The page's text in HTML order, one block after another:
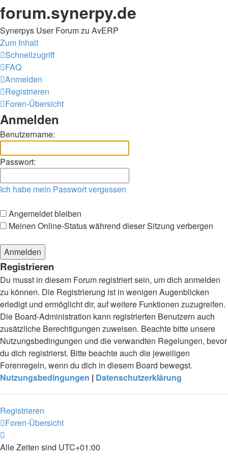
forum.synerpy.de
Synerpys User Forum zu AvERP
Zum Inhalt
Schnellzugriff
FAQ
Anmelden
Registrieren
Foren-Übersicht
Anmelden
Benutzername:
Passwort:
Ich habe mein Passwort vergessen
Angemeldet bleiben
Meinen Online-Status während dieser Sitzung verbergen
Registrieren
Du musst in diesem Forum registriert sein, um dich anmelden
zu können. Die Registrierung ist in wenigen Augenblicken
erledigt und ermöglicht dir, auf weitere Funktionen zuzugreifen.
Die Board-Administration kann registrierten Benutzern auch
zusätzliche Berechtigungen zuweisen. Beachte bitte unsere
Nutzungsbedingungen und die verwandten Regelungen, bevor
du dich registrierst. Bitte beachte auch die jeweiligen
Forenregeln, wenn du dich in diesem Board bewegst.
Nutzungsbedingungen | Datenschutzerklärung
Registrieren
Foren-Übersicht
Alle Zeiten sind UTC+01:00